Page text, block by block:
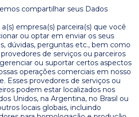
compartilhar seus Dados
empresa(s) parceira(s) que você
ou optar em enviar os seus
dúvidas, perguntas etc., bem como
de serviços ou parceiros
ou suportar certos aspectos
operações comerciais em nosso
Esses provedores de serviços ou
podem estar localizados nos
Unidos, na Argentina, no Brasil ou
locais globais, incluindo